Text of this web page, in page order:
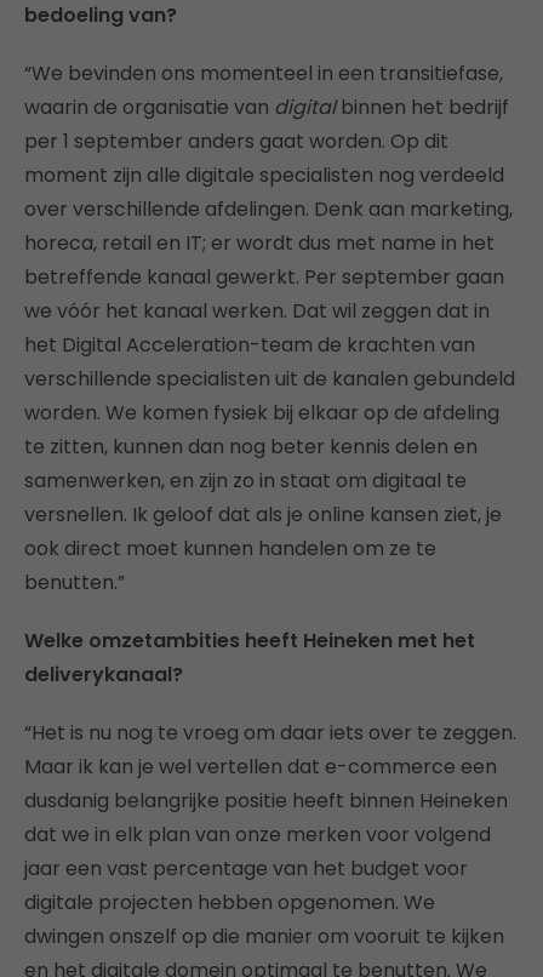
bedoeling van?
“We bevinden ons momenteel in een transitiefase,
waarin de organisatie van digitalbinnen het bedrijf
per 1 september anders gaat worden. Op dit
moment zijn alle digitale specialisten nog verdeeld
over verschillende afdelingen. Denk aan marketing,
horeca, retail en IT; er wordt dus met name in het
betreffende kanaal gewerkt. Per september gaan
we vóór het kanaal werken. Dat wil zeggen dat in
het Digital Acceleration-team de krachten van
verschillende specialisten uit de kanalen gebundeld
worden. We komen fysiek bij elkaar op de afdeling
te zitten, kunnen dan nog beter kennis delen en
samenwerken, en zijn zo in staat om digitaal te
versnellen. Ik geloof dat als je online kansen ziet, je
ook direct moet kunnen handelen om ze te
benutten.”
Welke omzetambities heeft Heineken met het
deliverykanaal?
“Het is nu nog te vroeg om daar iets over te zeggen.
Maar ik kan je wel vertellen dat e-commerce een
dusdanig belangrijke positie heeft binnen Heineken
dat we in elk plan van onze merken voor volgend
jaar een vast percentage van het budget voor
digitale projecten hebben opgenomen. We
dwingen onszelf op die manier om vooruit te kijken
en het digitale domein optimaal te benutten. We